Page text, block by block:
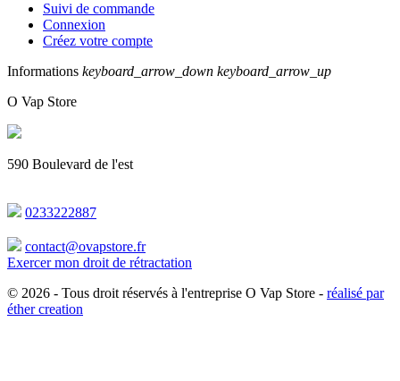
Suivi de commande
Connexion
Créez votre compte
Informations keyboard_arrow_down keyboard_arrow_up
O Vap Store
590 Boulevard de l'est
0233222887
contact@ovapstore.fr
Exercer mon droit de rétractation
© 2026 - Tous droit réservés à l'entreprise O Vap Store - réalisé par
éther creation